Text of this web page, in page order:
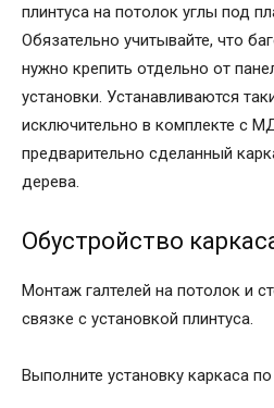
плинтуса на потолок углы под
Обязательно учитывайте, что
нужно крепить отдельно от
установки. Устанавливаются
исключительно в комплекте с
предварительно сделанный
дерева.
Обустройство
Монтаж галтелей на потолок и
связке с установкой плинтуса.
Выполните установку каркаса